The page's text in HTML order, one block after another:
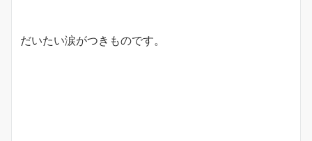
だいたい涙がつきものです。